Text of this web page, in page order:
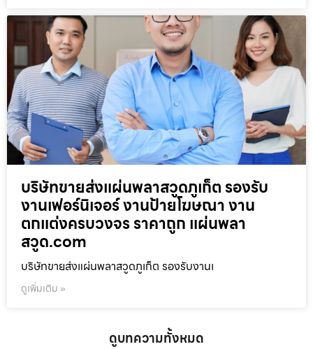
บริษัทขายส่งแผ่นพลาสวูดภูเก็ต รองรับ
งานเฟอร์นิเจอร์ งานป้ายโฆษณา งาน
ตกแต่งครบวงจร ราคาถูก แผ่นพลา
สวูด.com
บริษัทขายส่งแผ่นพลาสวูดภูเก็ต รองรับงานเ
ดูเพิ่มเติม »
ดูบทความทั้งหมด